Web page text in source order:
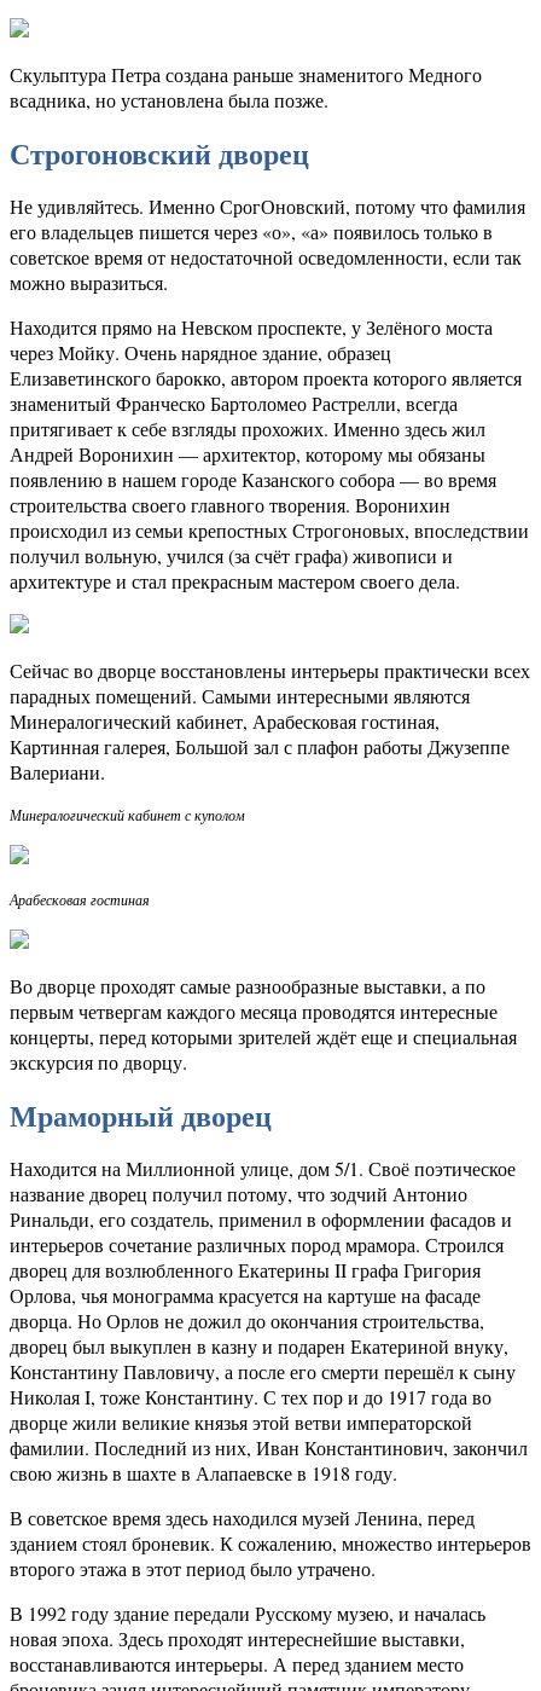
Скульптура Петра создана раньше знаменитого Медного
всадника, но установлена была позже.
Строгоновский дворец
Не удивляйтесь. Именно СрогОновский, потому что фамилия
его владельцев пишется через «о», «а» появилось только в
советское время от недостаточной осведомленности, если так
можно выразиться.
Находится прямо на Невском проспекте, у Зелёного моста
через Мойку. Очень нарядное здание, образец
Елизаветинского барокко, автором проекта которого является
знаменитый Франческо Бартоломео Растрелли, всегда
притягивает к себе взгляды прохожих. Именно здесь жил
Андрей Воронихин — архитектор, которому мы обязаны
появлению в нашем городе Казанского собора — во время
строительства своего главного творения. Воронихин
происходил из семьи крепостных Строгоновых, впоследствии
получил вольную, учился (за счёт графа) живописи и
архитектуре и стал прекрасным мастером своего дела.
Сейчас во дворце восстановлены интерьеры практически всех
парадных помещений. Самыми интересными являются
Минералогический кабинет, Арабесковая гостиная,
Картинная галерея, Большой зал с плафон работы Джузеппе
Валериани.
Минералогический кабинет с куполом
Арабесковая гостиная
Во дворце проходят самые разнообразные выставки, а по
первым четвергам каждого месяца проводятся интересные
концерты, перед которыми зрителей ждёт еще и специальная
экскурсия по дворцу.
Мраморный дворец
Находится на Миллионной улице, дом 5/1. Своё поэтическое
название дворец получил потому, что зодчий Антонио
Ринальди, его создатель, применил в оформлении фасадов и
интерьеров сочетание различных пород мрамора. Строился
дворец для возлюбленного Екатерины II графа Григория
Орлова, чья монограмма красуется на картуше на фасаде
дворца. Но Орлов не дожил до окончания строительства,
дворец был выкуплен в казну и подарен Екатериной внуку,
Константину Павловичу, а после его смерти перешёл к сыну
Николая I, тоже Константину. С тех пор и до 1917 года во
дворце жили великие князья этой ветви императорской
фамилии. Последний из них, Иван Константинович, закончил
свою жизнь в шахте в Алапаевске в 1918 году.
В советское время здесь находился музей Ленина, перед
зданием стоял броневик. К сожалению, множество интерьеров
второго этажа в этот период было утрачено.
В 1992 году здание передали Русскому музею, и началась
новая эпоха. Здесь проходят интереснейшие выставки,
восстанавливаются интерьеры. А перед зданием место